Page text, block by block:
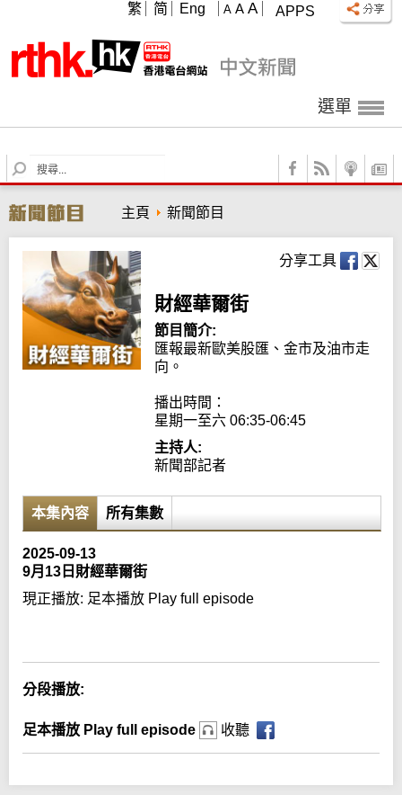
APPS
A A A
繁 简 Eng
選單
S
e
r
c
h
主頁 新聞節目
分享工具
財經華爾街
節目簡介:
匯報最新歐美股匯、金市及油市走
向。
播出時間：
星期一至六 06:35-06:45
主持人:
新聞部記者
本集內容 所有集數
2025-09-13
9月13日財經華爾街
現正播放: 足本播放 Play full episode
分段播放:
足本播放 Play full episode 收聽